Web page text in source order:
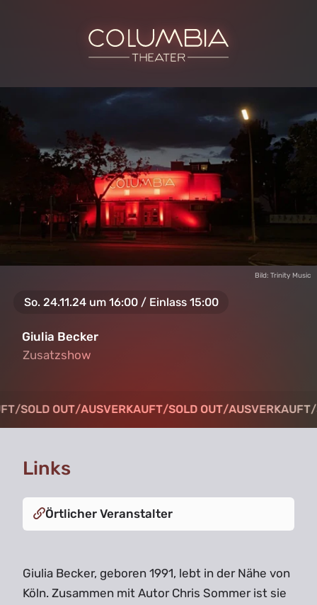
So. 24.11.24 um 16:00 / Einlass 15:00
Giulia Becker
Zusatzshow
Zusatzshow
/SOLD OUT/AUSVERKAUFT/SOLD OUT/AUSVERKAUFT/
/SOLD OUT/AUSVERKAUFT/SOLD OUT/AUSVERKAUFT/
Bild: Trinity Music
Links
Örtlicher Veranstalter
Giulia Becker, geboren 1991, lebt in der Nähe von
Köln. Zusammen mit Autor Chris Sommer ist sie